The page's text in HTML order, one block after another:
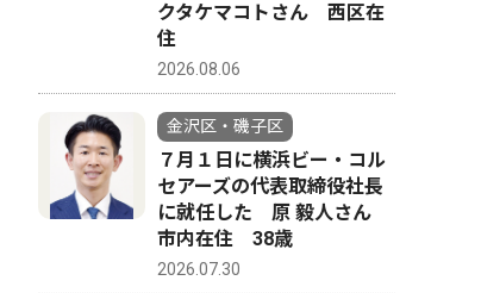
クタケマコトさん 西区在
住
2026.08.06
金沢区・磯子区
７月１日に横浜ビー・コル
セアーズの代表取締役社長
に就任した 原 毅人さん
市内在住 38歳
2026.07.30